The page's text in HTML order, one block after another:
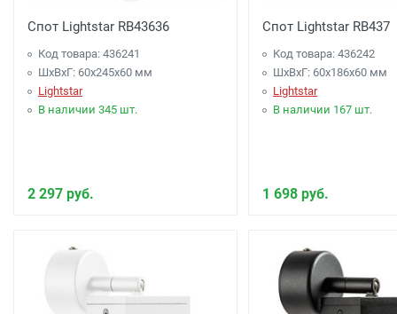
Спот Lightstar RB43636
Код товара: 436241
ШхВхГ: 60x245x60 мм
Lightstar
В наличии 345 шт.
2 297 руб.
Спот Lightstar RB437
Код товара: 436242
ШхВхГ: 60x186x60 мм
Lightstar
В наличии 167 шт.
1 698 руб.